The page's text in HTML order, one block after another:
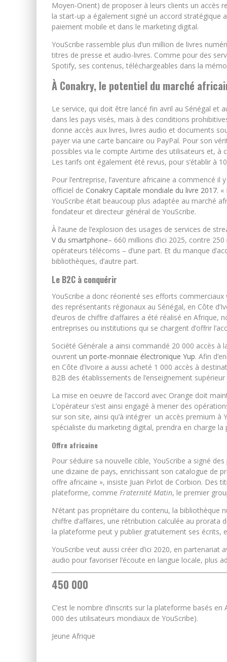
Moyen-Orient) de proposer à leurs clients un accès
la start-up a également signé un accord stratégique
paiement mobile et dans le marketing digital.
YouScribe rassemble plus d’un million de livres
titres de presse et audio-livres. Comme pour des
Spotify, ses contenus, téléchargeables dans la
À Conakry, le potentiel du marché
Le service, qui doit être lancé fin avril au Sénégal et
dans les pays visés, mais à des conditions
donne accès aux livres, livres audio et documents
payer via une carte bancaire ou PayPal. Pour son
possibles via le compte Airtime des utilisateurs et,
Les tarifs ont également été revus, pour s’établir à
Pour l’entreprise, l’aventure africaine a commencé
officiel de Conakry Capitale mondiale du livre 2017. «
YouScribe était beaucoup plus adaptée au marché
fondateur et directeur général de YouScribe.
À l’aune de l’explosion des usages de services de
V du smartphone– 660 millions d’ici 2025, contre
opérateurs télécoms – d’une part. Et du manque
bibliothèques, d’autre part.
Le B2C à conquérir
YouScribe a donc réorienté ses efforts
des représentants régionaux au Sénégal, en Côte
d’euros de chiffre d’affaires a été réalisé en
entreprises ou institutions qui se chargent d’offrir
Société Générale a ainsi commandé 20 000 accès
ouvrent un porte-monnaie électronique Yup. Afin
en Côte d’Ivoire a aussi acheté 1 000 accès à
B2B des établissements de l’enseignement
La mise en oeuvre de l’accord avec Orange doit
L’opérateur s’est ainsi engagé à mener des
sur son site, ainsi qu’à intégrer un accès premium
spécialiste du marketing digital, prendra en charge
Offre africaine
Pour séduire sa nouvelle cible, YouScribe a signé
une dizaine de pays, enrichissant son catalogue de
offre africaine », insiste Juan Pirlot de Corbion. Des
plateforme, comme Fraternité Matin, le premier
N’étant pas propriétaire du contenu, la bibliothèque
chiffre d’affaires, une rétribution calculée au prorata
la plateforme peut y publier gratuitement ses écrits,
YouScribe veut aussi créer d’ici 2020, en
audio pour favoriser l’écoute en langue locale, plus
450 000
C’est le nombre d’inscrits sur la plateforme basés
000 des utilisateurs mondiaux de YouScribe).
Jeune Afrique